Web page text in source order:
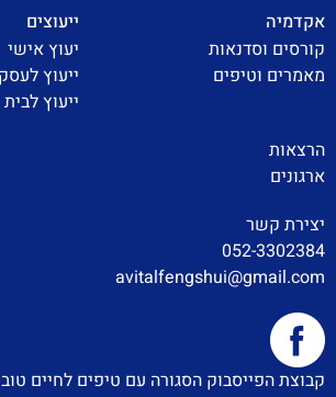
אקדמיה
קורסים וסדנאות
מאמרים וטיפים
ייעוצים
יעוץ אישי
ייעוץ
ייעוץ לבית
הרצאות
ארגונים
יצירת קשר
052-3302384
avitalfengshui@gmail.com
קבוצת הפייסבוק הסגורה עם טיפים לחיים